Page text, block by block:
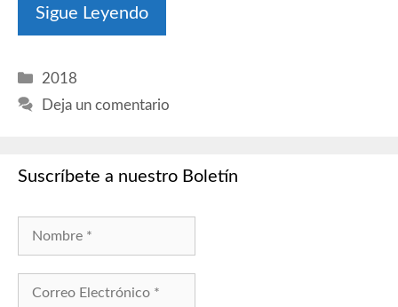
Sigue Leyendo
Categorías
2018
Deja un comentario
Suscríbete a nuestro Boletín